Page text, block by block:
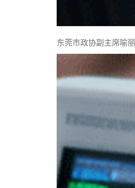
东莞市政协副主席喻